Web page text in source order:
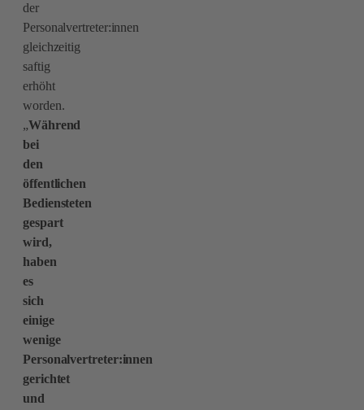
der
Personalvertreter:innen
gleichzeitig
saftig
erhöht
worden.
„Während
bei
den
öffentlichen
Bediensteten
gespart
wird,
haben
es
sich
einige
wenige
Personalvertreter:innen
gerichtet
und